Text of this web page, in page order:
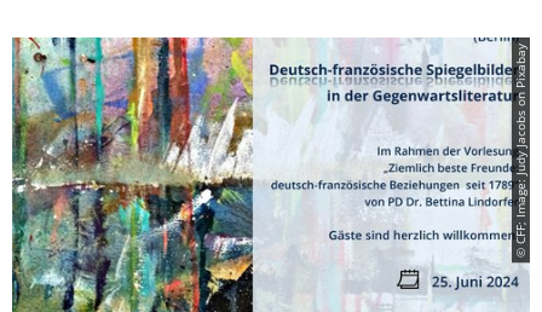
© CFF; Image: Judy Jacobs on Pixabay